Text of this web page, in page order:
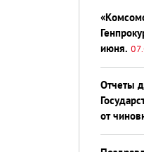
июня.
Отчеты
от